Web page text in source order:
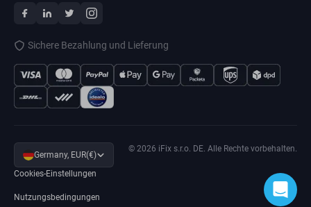
Sichere Bezahlung und Lieferung
Germany, EUR(€)
Cookies-Einstellungen
Nutzungsbedingungen
© 2026 iFix s.r.o. DE. Alle Rechte vorbehalten.